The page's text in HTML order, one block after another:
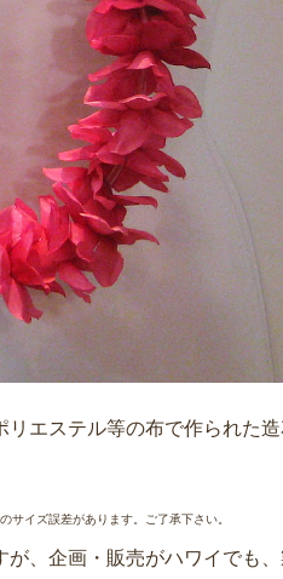
エステル等の布で作られた
サイズ誤差があります。ご了承下さい。
、企画・販売がハワイでも